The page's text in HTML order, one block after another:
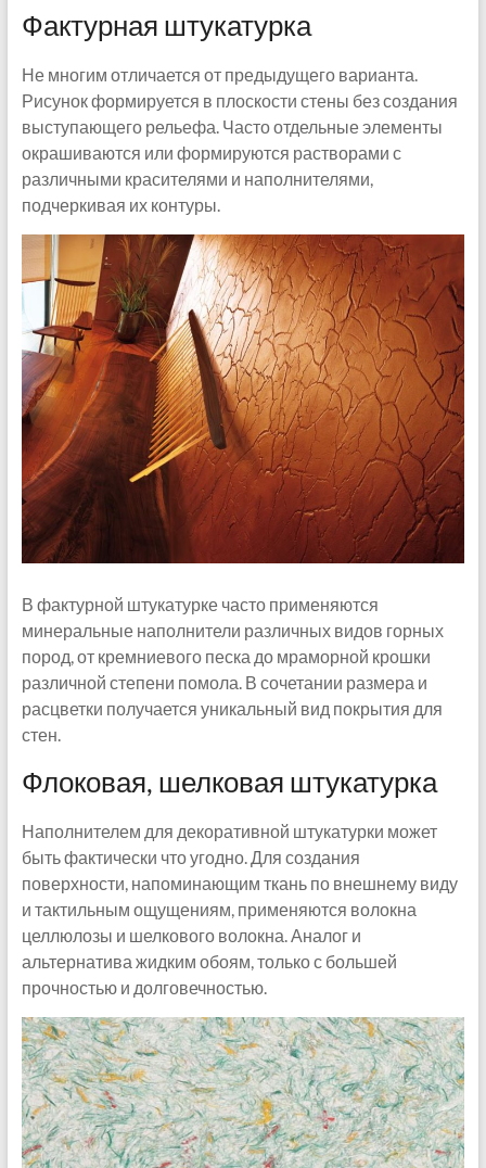
Фактурная штукатурка
Не многим отличается от предыдущего варианта.
Рисунок формируется в плоскости стены без создания
выступающего рельефа. Часто отдельные элементы
окрашиваются или формируются растворами с
различными красителями и наполнителями,
подчеркивая их контуры.
В фактурной штукатурке часто применяются
минеральные наполнители различных видов горных
пород, от кремниевого песка до мраморной крошки
различной степени помола. В сочетании размера и
расцветки получается уникальный вид покрытия для
стен.
Флоковая, шелковая штукатурка
Наполнителем для декоративной штукатурки может
быть фактически что угодно. Для создания
поверхности, напоминающим ткань по внешнему виду
и тактильным ощущениям, применяются волокна
целлюлозы и шелкового волокна. Аналог и
альтернатива жидким обоям, только с большей
прочностью и долговечностью.